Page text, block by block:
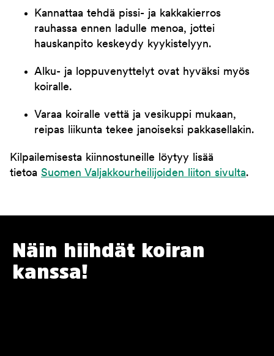
Kannattaa tehdä pissi- ja kakkakierros
rauhassa ennen ladulle menoa, jottei
hauskanpito keskeydy kyykistelyyn.
Alku- ja loppuvenyttelyt ovat hyväksi myös
koiralle.
Varaa koiralle vettä ja vesikuppi mukaan,
reipas liikunta tekee janoiseksi pakkasellakin.
Kilpailemisesta kiinnostuneille löytyy lisää
tietoa Suomen Valjakkourheilijoiden liiton sivulta.
Näin hiihdät koiran
kanssa!